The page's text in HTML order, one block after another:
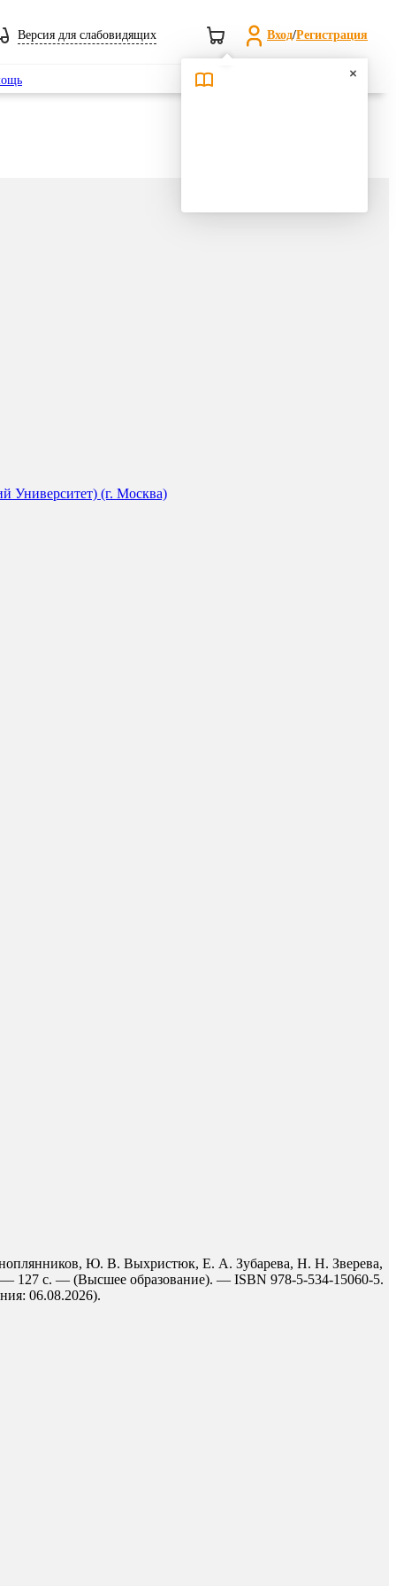
Версия для слабовидящих Вход/Регистрация
Поиск
Университет) (г. Москва)
Ю. В. Выхристюк, Е. А. Зубарева, Н. Н. Зверева,
127 с. — (Высшее образование). — ISBN 978-5-534-15060-5.
06.08.2026).